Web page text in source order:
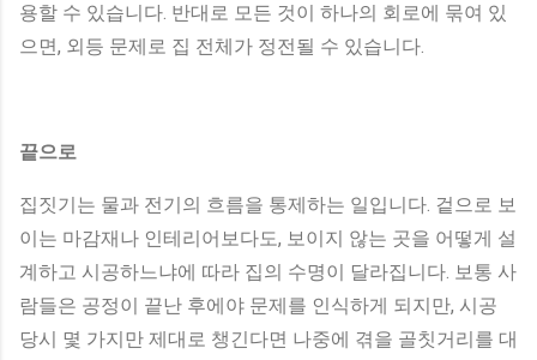
용할 수 있습니다. 반대로 모든 것이 하나의 회로에 묶여 있
으면, 외등 문제로 집 전체가 정전될 수 있습니다.
끝으로
집짓기는 물과 전기의 흐름을 통제하는 일입니다. 겉으로 보
이는 마감재나 인테리어보다도, 보이지 않는 곳을 어떻게 설
계하고 시공하느냐에 따라 집의 수명이 달라집니다. 보통 사
람들은 공정이 끝난 후에야 문제를 인식하게 되지만, 시공
당시 몇 가지만 제대로 챙긴다면 나중에 겪을 골칫거리를 대